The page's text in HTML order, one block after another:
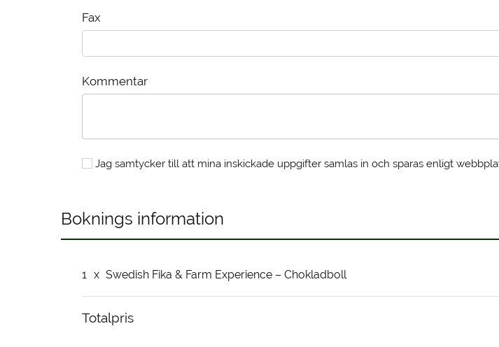
Fax
Kommentar
Jag samtycker till att mina inskickade uppgifter samlas in och sparas enligt
Boknings information
1 x Swedish Fika & Farm Experience – Chokladboll
Totalpris